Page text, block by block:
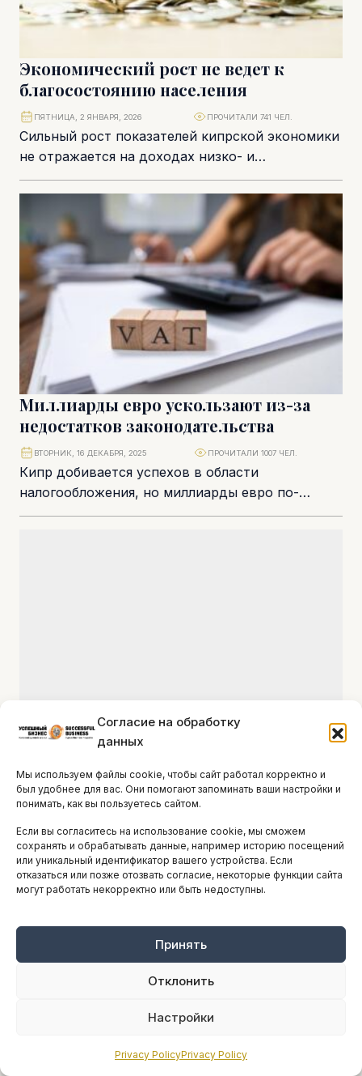
Согласие на обработку
данных
Мы используем файлы cookie, чтобы сайт работал корректно и
был удобнее для вас. Они помогают запоминать ваши настройки и
понимать, как вы пользуетесь сайтом.
Если вы согласитесь на использование cookie, мы сможем
сохранять и обрабатывать данные, например историю посещений
или уникальный идентификатор вашего устройства. Если
отказаться или позже отозвать согласие, некоторые функции сайта
могут работать некорректно или быть недоступны.
Принять
Отклонить
Настройки
Privacy PolicyPrivacy Policy
Экономический рост не ведет к
благосостоянию населения
Сильный рост показателей кипрской экономики
не отражается на доходах низко- и
среднеобеспеченных слоев населения. В
значительной степени это происходит из-за...
ПЯТНИЦА, 2 ЯНВАРЯ, 2026 ПРОЧИТАЛИ 741 ЧЕЛ.
Миллиарды евро ускользают из-за
недостатков законодательства
Кипр добивается успехов в области
налогообложения, но миллиарды евро по-
прежнему ускользают сквозь лазейки.
ВТОРНИК, 16 ДЕКАБРЯ, 2025 ПРОЧИТАЛИ 1007 ЧЕЛ.
Что сдерживает инвестиции
Обзор Европейского инвестиционного банка
показывает, что кипрские компании активно
инвестируют, однако им препятствуют
некоторые барьеры. Помимо того, что
компании становятся...
ПОНЕДЕЛЬНИК, 15 ДЕКАБРЯ, 2025 ПРОЧИТАЛИ 700 ЧЕЛ.